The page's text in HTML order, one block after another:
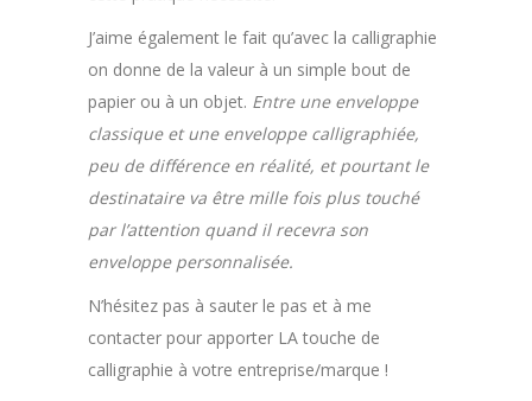
J’aime également le fait qu’avec la calligraphie
on donne de la valeur à un simple bout de
papier ou à un objet. Entre une enveloppe
classique et une enveloppe calligraphiée,
peu de différence en réalité, et pourtant le
destinataire va être mille fois plus touché
par l’attention quand il recevra son
enveloppe personnalisée.
N’hésitez pas à sauter le pas et à me
contacter pour apporter LA touche de
calligraphie à votre entreprise/marque !